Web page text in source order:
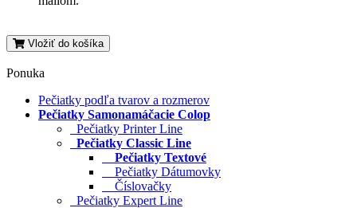
Vložiť do košíka
Ponuka
Pečiatky podľa tvarov a rozmerov
Pečiatky Samonamáčacie Colop
Pečiatky Printer Line
Pečiatky Classic Line
Pečiatky Textové
Pečiatky Dátumovky
Číslovačky
Pečiatky Expert Line